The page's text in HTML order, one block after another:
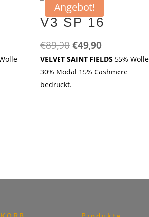
Angebot!
V3 SP 16
€89,90 Ursprünglicher
Preis
war:
€49,90Aktueller
Preis
ist:
VELVET SAINT FIELDS 55% Wolle
30% Modal 15% Cashmere
bedruckt.